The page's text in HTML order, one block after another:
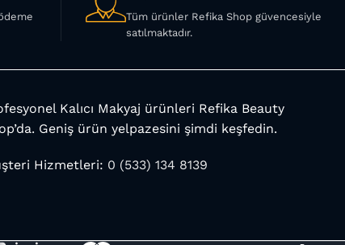
Tüm ürünler Refika Shop güvencesiyle
satılmaktadır.
Kalıcı Makyaj ürünleri Refika Beauty
Geniş ürün yelpazesini şimdi keşfedin.
Hizmetleri: 0 (533) 134 8139